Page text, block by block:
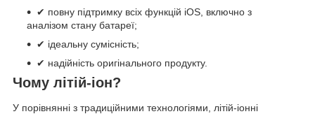
✔ повну підтримку всіх функцій iOS, включно з
аналізом стану батареї;
✔ ідеальну сумісність;
✔ надійність оригінального продукту.
Чому літій-іон?
У порівнянні з традиційними технологіями, літій-іонні